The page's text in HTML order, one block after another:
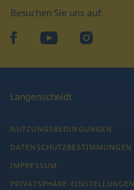
Besuchen Sie uns auf:
facebookYouTube Instagram
Langenscheidt
NUTZUNGSBEDINGUNGEN
DATENSCHUTZBESTIMMUNGEN
IMPRESSUM
PRIVATSPHÄRE-EINSTELLUNGEN